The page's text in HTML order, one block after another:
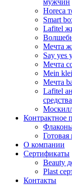
мужчин
Horeca
Smart
Lafitel
Мечта
Say yes
Мечта
Mein
Мечта
Lafitel
Контрактное
Готовая
О компании
Сертификаты
Beauty
Plast
Контакты